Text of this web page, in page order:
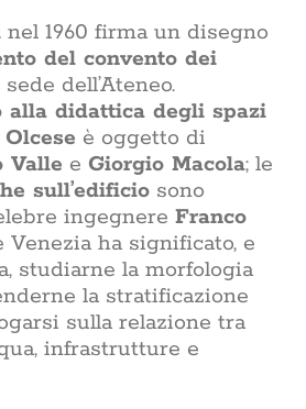
nel 1960 firma un disegno
del convento dei
dell’Ateneo.
alla didattica degli spazi
è oggetto di
Valle e Giorgio Macola; le
sull’edificio sono
ingegnere Franco
Venezia ha significato, e
studiarne la morfologia
la stratificazione
sulla relazione tra
infrastrutture e